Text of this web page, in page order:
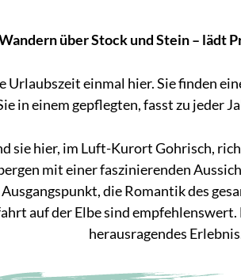
über Stock und Stein – lädt
Urlaubszeit einmal hier. Sie finden
in einem gepflegten, fasst zu jeder
sie hier, im Luft-Kurort Gohrisch,
mit einer faszinierenden
die Romantik des
auf der Elbe sind
herausragendes